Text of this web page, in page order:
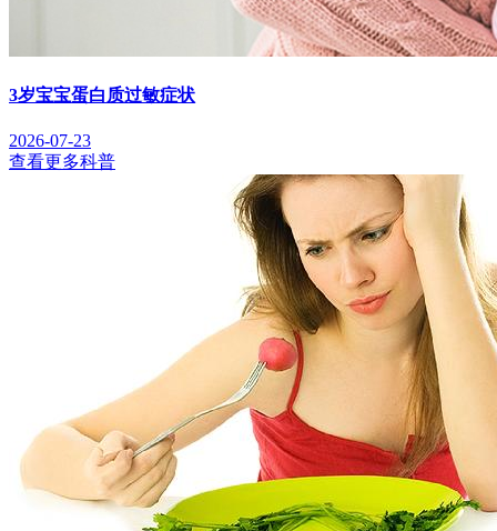
3岁宝宝蛋白质过敏症状
2026-07-23
查看更多科普